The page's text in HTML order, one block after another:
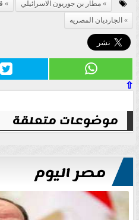
مطار بن جوريون الاسرائيلي
الجارديان المصريه
⇧
موضوعات متعلقة
مصر اليوم